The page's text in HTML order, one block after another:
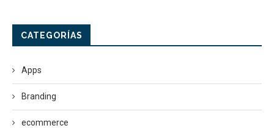
CATEGORÍAS
Apps
Branding
ecommerce